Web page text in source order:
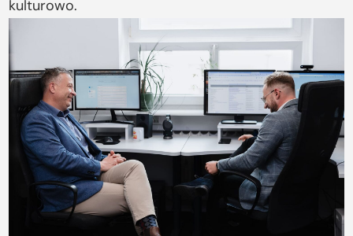
kulturowo.